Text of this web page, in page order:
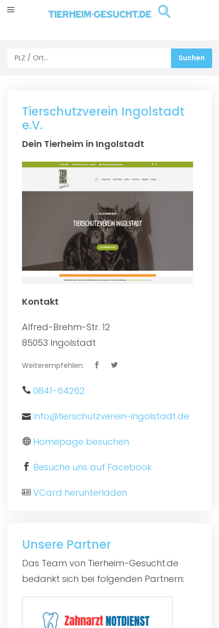
Tierschutzverein Ingolstadt
e.V.
Dein Tierheim in Ingolstadt
Kontakt
Alfred-Brehm-Str. 12
85053 Ingolstadt
Weiterempfehlen:
0841-64262
info@tierschutzverein-ingolstadt.de
Homepage besuchen
Besuche uns auf Facebook
VCard herunterladen
Unsere Partner
Das Team von Tierheim-Gesucht.de
bedankt sich bei folgenden Partnern: